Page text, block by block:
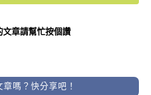
文章請幫忙按個讚
嗎？快分享吧！